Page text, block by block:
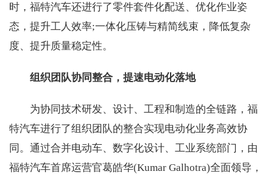
时，福特汽车还进行了零件套件化配送、优化作业姿
态，提升工人效率;一体化压铸与精简线束，降低复杂
度、提升质量稳定性。
组织团队协同整合，提速电动化落地
为协同技术研发、设计、工程和制造的全链路，福
特汽车进行了组织团队的整合实现电动化业务高效协
同。通过合并电动车、数字化设计、工业系统部门，由
福特汽车首席运营官葛皓华(Kumar Galhotra)全面领导，